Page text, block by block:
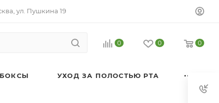
ул. Пушкина 19
0 0 0
УХОД ЗА ПОЛОСТЬЮ РТА